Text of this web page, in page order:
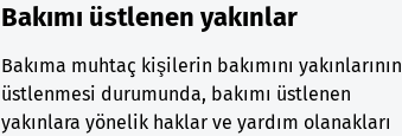
Bakımı üstlenen yakınlar
Bakıma muhtaç kişilerin bakımını yakınlarının
üstlenmesi durumunda, bakımı üstlenen
yakınlara yönelik haklar ve yardım olanakları